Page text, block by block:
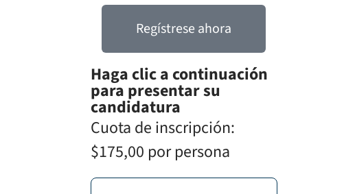
Regístrese ahora
Haga clic a continuación
para presentar su
candidatura
Cuota de inscripción:
$175,00 por persona